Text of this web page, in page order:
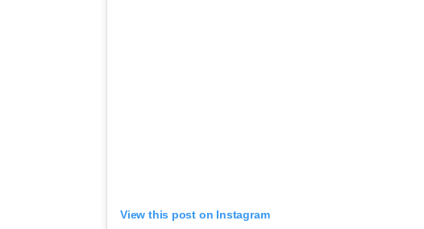
View this post on Instagram